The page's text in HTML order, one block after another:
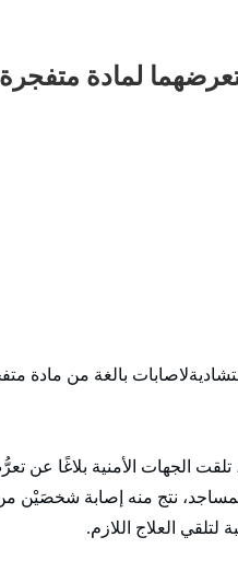
لمادة
بالغة من مادة
الجهات الأمنية بلاغًا عن
نتج منه إصابة شخصَيْن
لتلقي العلاج اللازم.